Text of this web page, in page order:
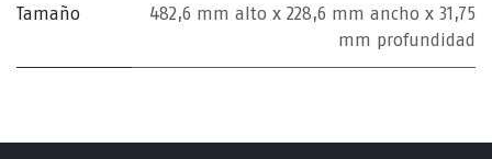
Tamaño
482,6 mm alto x 228,6 mm ancho x 31,75
mm profundidad